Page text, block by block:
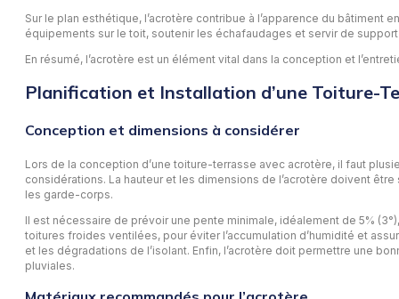
Sur le plan esthétique, l’acrotère contribue à l’apparence du
équipements sur le toit, soutenir les échafaudages et servir de
En résumé, l’acrotère est un élément vital dans la conception et
Planification et Installation d’une Toiture-
Conception et dimensions à considérer
Lors de la conception d’une toiture-terrasse avec acrotère, il faut
considérations. La hauteur et les dimensions de l’acrotère doivent
les garde-corps.
Il est nécessaire de prévoir une pente minimale, idéalement de 5%
toitures froides ventilées, pour éviter l’accumulation d’humidité et
et les dégradations de l’isolant. Enfin, l’acrotère doit permettre une
pluviales.